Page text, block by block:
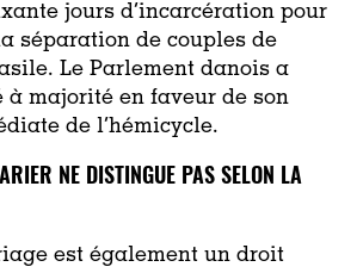
jours d’incarcération pour
séparation de couples de
Le Parlement danois a
à majorité en faveur de son
de l’hémicycle.
NE DISTINGUE PAS SELON LA
est également un droit